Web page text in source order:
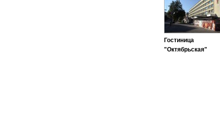
Гостиница
"Октябрьская"